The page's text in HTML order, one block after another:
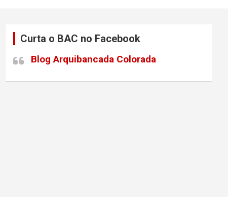
Curta o BAC no Facebook
Blog Arquibancada Colorada